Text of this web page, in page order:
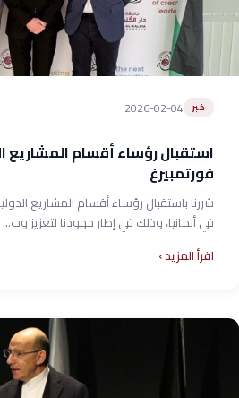
خبر 2026-02-04
استقبال رؤساء أقسام المشاريع
فورتمبيرغ
سُررنا باستقبال رؤساء أقسام المشاريع
في ألمانيا، وذلك في إطار جهودنا لتعزيز وت...
اقرأ المزيد